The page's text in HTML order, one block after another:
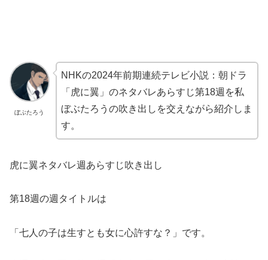
ぼぶたろう
NHKの2024年前期連続テレビ小説：朝ドラ
「虎に翼」のネタバレあらすじ第18週を私
ぼぶたろうの吹き出しを交えながら紹介しま
す。
虎に翼ネタバレ週あらすじ吹き出し
第18週の週タイトルは
「七人の子は生すとも女に心許すな？」です。